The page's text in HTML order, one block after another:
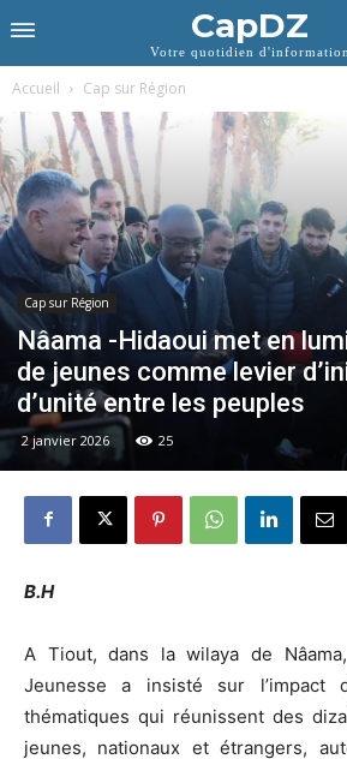
CapDZ
Votre quotidien d'information
Accueil Cap sur Région
Cap sur Région
Nâama -Hidaoui met en
de jeunes comme levier
d’unité entre les peuples
2 janvier 2026 25
B.H
A Tiout, dans la wilaya de
Jeunesse a insisté sur l’impact
thématiques qui réunissent des
jeunes, nationaux et étrangers,